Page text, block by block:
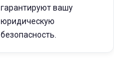
гарантируют вашу
юридическую
безопасность.